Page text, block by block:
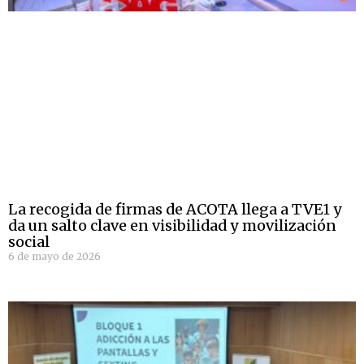
La recogida de firmas de ACOTA llega a TVE1 y
da un salto clave en visibilidad y movilización
social
6 de mayo de 2026